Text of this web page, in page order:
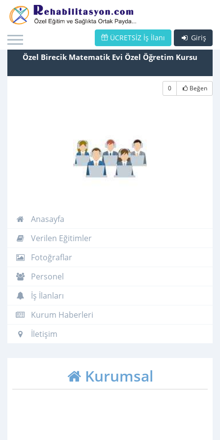
Giriş
ÜCRETSİZ İş İlanı
Özel Birecik Matematik Evi Özel Öğretim Kursu
0 Beğen
Anasayfa
Verilen Eğitimler
Fotoğraflar
Personel
İş İlanları
Kurum Haberleri
İletişim
Kurumsal